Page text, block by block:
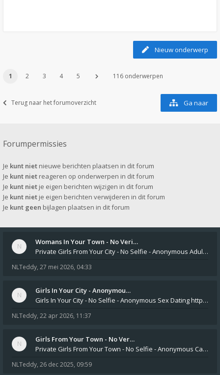
Nieuw onderwerp
1 2 3 4 5 116 onderwerpen
Terug naar het forumoverzicht Ga naar
Forumpermissies
Je kunt niet nieuwe berichten plaatsen in dit forum
Je kunt niet reageren op onderwerpen in dit forum
Je kunt niet je eigen berichten wijzigen in dit forum
Je kunt niet je eigen berichten verwijderen in dit forum
Je kunt geen bijlagen plaatsen in dit forum
Womans In Your Town - No Veri…
Private Girls From Your City - No Selfie - Anonymous Adult Dating https://privatedates.live Private Girls In Your
NLTeddy, 27 mei 2026, 04:33
Girls In Your City - Anonymou…
Girls In Your City - No Selfie - Anonymous Sex Dating https://SecretPrivat.com Womens In Your Town - Anonymous S
NLTeddy, 22 apr 2026, 11:37
Girls From Your Town - No Ver…
Private Girls From Your Town - No Selfie - Anonymous Casual Dating https://PrivateLadyEscorts.com Private Lady In
NLTeddy, 26 dec 2025, 09:59